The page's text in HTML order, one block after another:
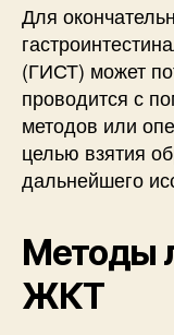
Для
(ГИСТ) может
проводится с
методов или
целью взятия
дальнейшего
Методы
ЖКТ